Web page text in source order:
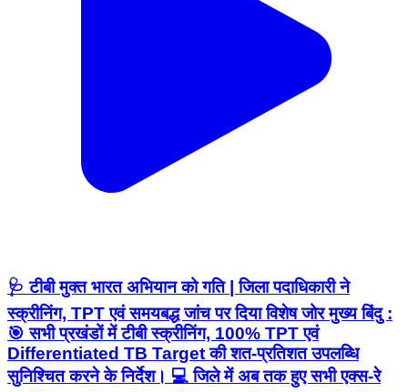
🩺 टीबी मुक्त भारत अभियान को गति | जिला पदाधिकारी ने
स्क्रीनिंग, TPT एवं समयबद्ध जांच पर दिया विशेष जोर मुख्य बिंदु :
🎯 सभी प्रखंडों में टीबी स्क्रीनिंग, 100% TPT एवं
Differentiated TB Target की शत-प्रतिशत उपलब्धि
सुनिश्चित करने के निर्देश। 💻 जिले में अब तक हुए सभी एक्स-रे